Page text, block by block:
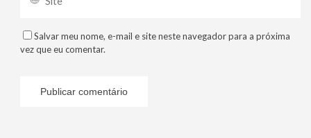
Salvar meu nome, e-mail e site neste navegador para a próxima
vez que eu comentar.